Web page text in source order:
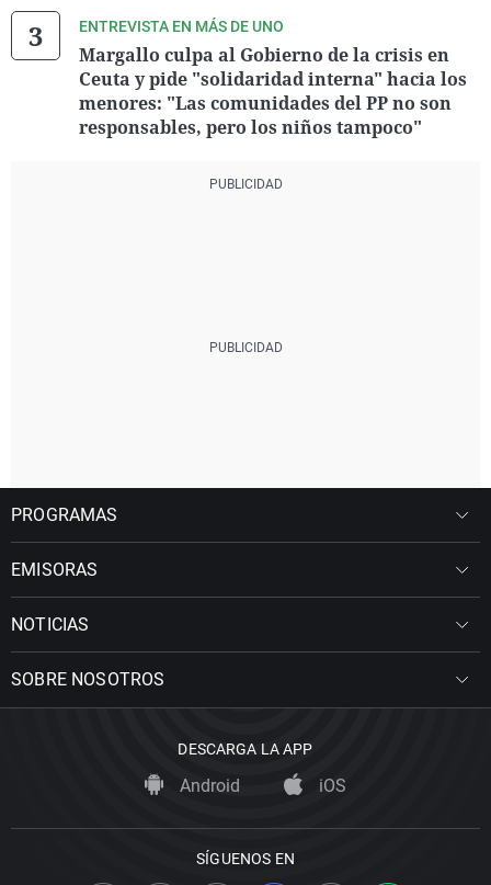
ENTREVISTA EN MÁS DE UNO
Margallo culpa al Gobierno de la crisis en
Ceuta y pide "solidaridad interna" hacia los
menores: "Las comunidades del PP no son
responsables, pero los niños tampoco"
PROGRAMAS
EMISORAS
NOTICIAS
SOBRE NOSOTROS
DESCARGA LA APP
Android iOS
SÍGUENOS EN